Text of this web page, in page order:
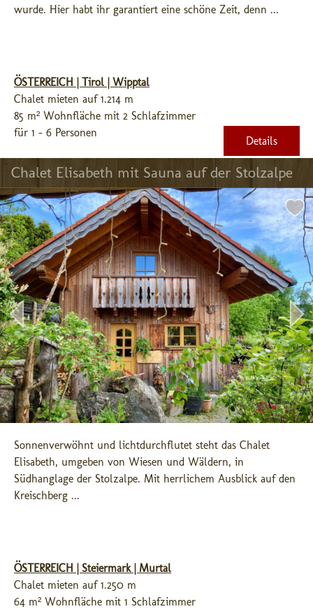
wurde. Hier habt ihr garantiert eine schöne Zeit, denn ...
ÖSTERREICH | Tirol | Wipptal
Chalet mieten auf 1.214 m
85 m² Wohnfläche mit 2 Schlafzimmer
für 1 - 6 Personen
Details
Chalet Elisabeth mit Sauna auf der Stolzalpe
Sonnenverwöhnt und lichtdurchflutet steht das Chalet
Elisabeth, umgeben von Wiesen und Wäldern, in
Südhanglage der Stolzalpe. Mit herrlichem Ausblick auf den
Kreischberg ...
ÖSTERREICH | Steiermark | Murtal
Chalet mieten auf 1.250 m
64 m² Wohnfläche mit 1 Schlafzimmer